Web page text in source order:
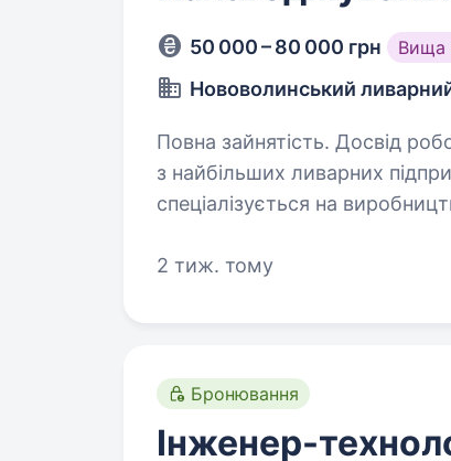
50 000 – 80 000 грн Вища
Нововолинський
Повна зайнятість. Досвід роботи
з найбільших ливарних
спеціалізується на
2 тиж. тому
Бронювання
Інженер-